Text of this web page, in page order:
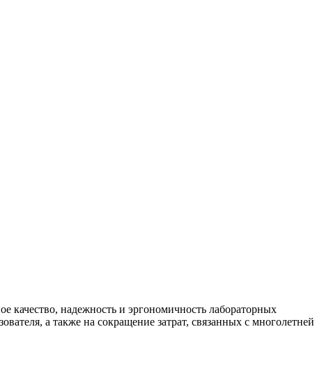
качество, надежность и эргономичность лабораторных
а также на сокращение затрат, связанных с многолетней